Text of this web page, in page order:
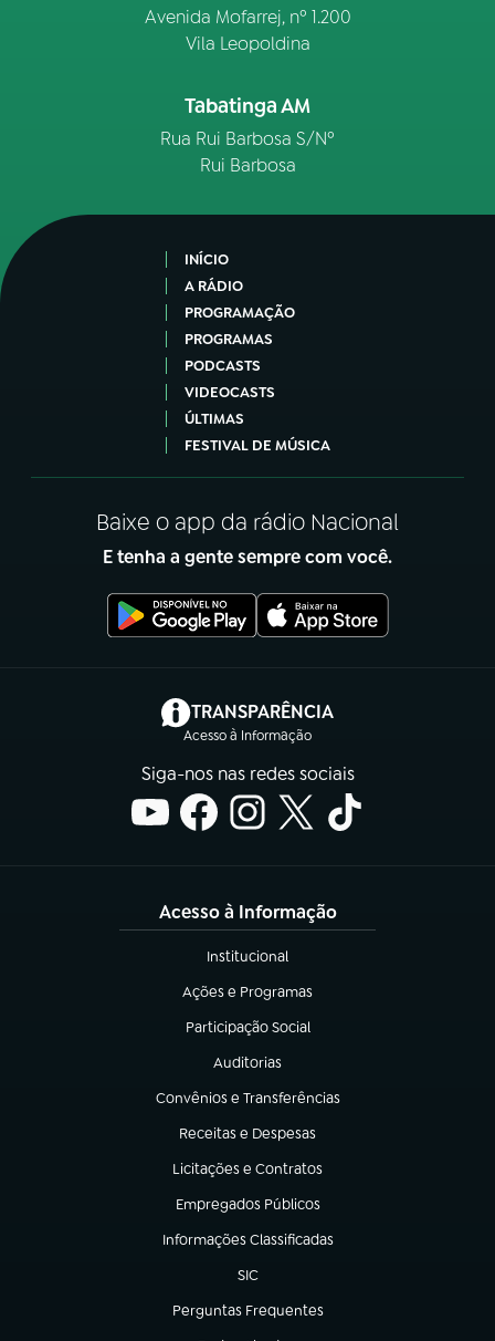
Avenida Mofarrej, nº 1.200
Vila Leopoldina
Tabatinga AM
Rua Rui Barbosa S/Nº
Rui Barbosa
INÍCIO
A RÁDIO
PROGRAMAÇÃO
PROGRAMAS
PODCASTS
VIDEOCASTS
ÚLTIMAS
FESTIVAL DE MÚSICA
Baixe o app da rádio Nacional
E tenha a gente sempre com você.
TRANSPARÊNCIA
Acesso à Informação
(abre em nova aba)
Siga-nos nas redes sociais
Acesso à Informação
Institucional
(abre em nova aba)
Ações e Programas
(abre em nova aba)
Participação Social
(abre em nova aba)
Auditorias
(abre em nova aba)
Convênios e Transferências
(abre em nova aba)
Receitas e Despesas
(abre em nova aba)
Licitações e Contratos
(abre em nova aba)
Empregados Públicos
(abre em nova aba)
Informações Classificadas
(abre em nova aba)
SIC
(abre em nova aba)
Perguntas Frequentes
(abre em nova aba)